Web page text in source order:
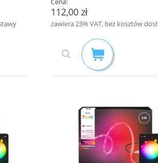
112,00 zł
zawiera 23% VAT, bez kosztów